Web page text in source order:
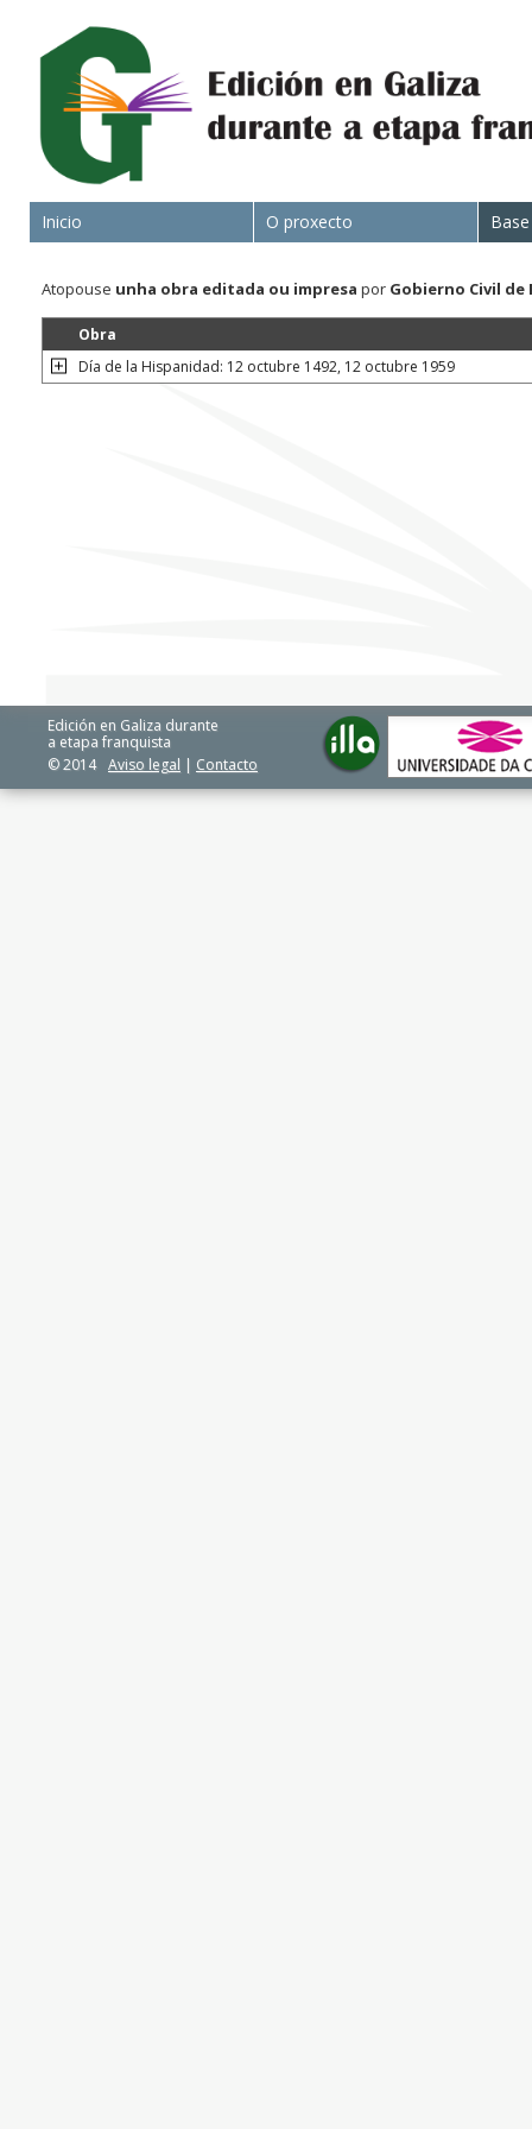
Inicio O proxecto
Atopouse unha obra editada ou impresa por Gobierno Civil
Obra
Día de la Hispanidad: 12 octubre 1492, 12 octubre 1959
Edición en Galiza durante
a etapa franquista
© 2014 Aviso legal | Contacto